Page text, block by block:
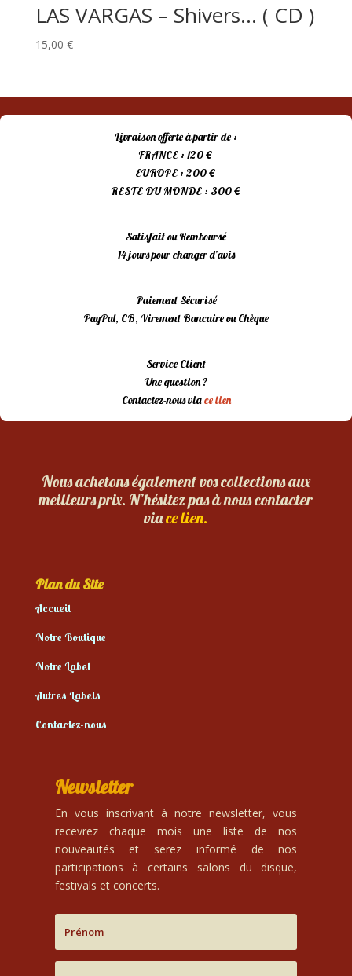
LAS VARGAS – Shivers… ( CD )
15,00 €
Livraison offerte à partir de :
FRANCE : 120 €
EUROPE : 200 €
RESTE DU MONDE : 300 €
Satisfait ou Remboursé
14 jours pour changer d’avis
Paiement Sécurisé
PayPal, CB, Virement Bancaire ou Chèque
Service Client
Une question ?
Contactez-nous viace lien
Nous achetons également vos collections aux
meilleurs prix. N’hésitez pas à nous contacter
viace lien.
Plan du Site
Accueil
Notre Boutique
Notre Label
Autres Labels
Contactez-nous
Newsletter
En vous inscrivant à notre newsletter, vous
recevrez chaque mois une liste de nos
nouveautés et serez informé de nos
participations à certains salons du disque,
festivals et concerts.